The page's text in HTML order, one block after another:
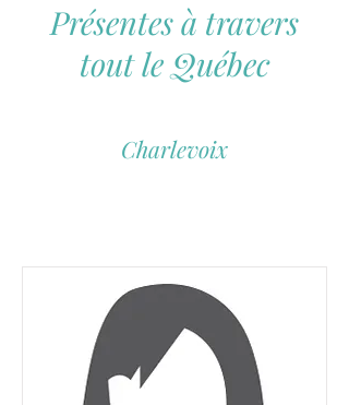
Présentes à travers
tout le Québec
Charlevoix